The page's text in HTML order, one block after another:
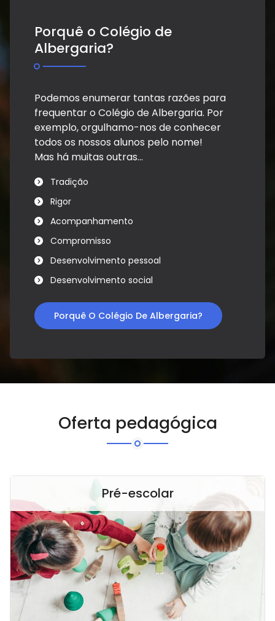
Porquê o Colégio de
Albergaria?
Podemos enumerar tantas razões para
frequentar o Colégio de Albergaria. Por
exemplo, orgulhamo-nos de conhecer
todos os nossos alunos pelo nome!
Mas há muitas outras...
Tradição
Rigor
Acompanhamento
Compromisso
Desenvolvimento pessoal
Desenvolvimento social
Porquê O Colégio De Albergaria?
Oferta pedagógica
Pré-escolar